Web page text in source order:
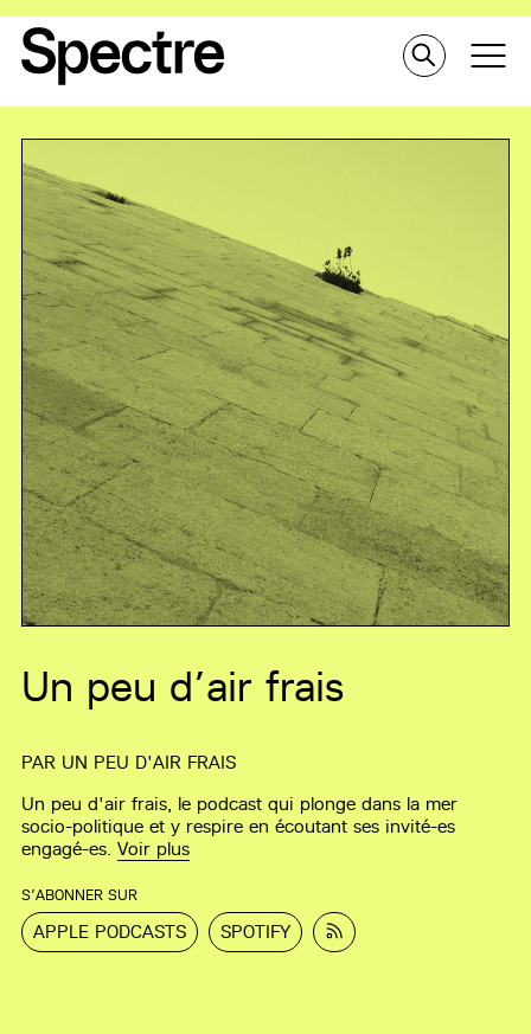
Un peu d’air frais
PAR UN PEU D'AIR FRAIS
Un peu d'air frais, le podcast qui plonge dans la mer
socio-politique et y respire en écoutant ses invité-es
engagé-es.Voir plus
S’ABONNER SUR
APPLE PODCASTS SPOTIFY